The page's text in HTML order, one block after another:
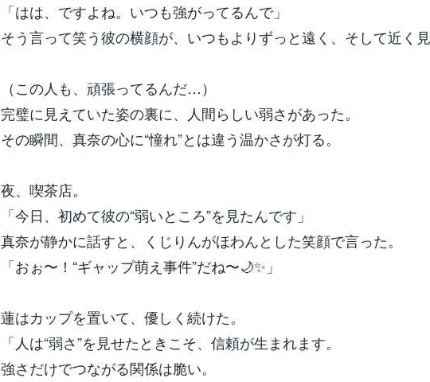
「はは、ですよね。いつも強がってるんで」
そう言って笑う彼の横顔が、いつもよりずっと遠く、そして近く見
（この人も、頑張ってるんだ…）
完璧に見えていた姿の裏に、人間らしい弱さがあった。
その瞬間、真奈の心に“憧れ”とは違う温かさが灯る。
夜、喫茶店。
「今日、初めて彼の“弱いところ”を見たんです」
真奈が静かに話すと、くじりんがほわんとした笑顔で言った。
「おぉ〜！“ギャップ萌え事件”だね〜🌙✨」
蓮はカップを置いて、優しく続けた。
「人は“弱さ”を見せたときこそ、信頼が生まれます。
強さだけでつながる関係は脆い。